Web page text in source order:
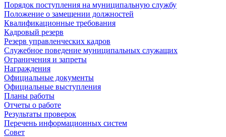
Порядок поступления на муниципальную службу
Положение о замещении должностей
Квалификационные требования
Кадровый резерв
Резерв управленческих кадров
Служебное поведение муниципальных служащих
Ограничения и запреты
Награждения
Официальные документы
Официальные выступления
Планы работы
Отчеты о работе
Результаты проверок
Перечень информационных систем
Совет